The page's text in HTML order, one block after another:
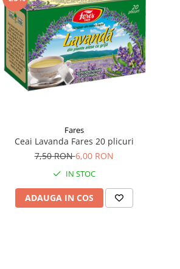
Fares
Ceai Lavanda Fares 20 plicuri
7,50 RON6,00 RON
IN STOC
ADAUGA IN COS